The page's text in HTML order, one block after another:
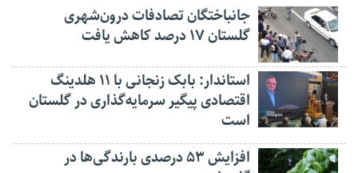
جانباختگان تصادفات درون‌شهری
گلستان ۱۷ درصد کاهش یافت
استاندار: بابک زنجانی با ۱۱ هلدینگ
اقتصادی پیگیر سرمایه‌گذاری در گلستان
است
افزایش ۵۳ درصدی بارندگی‌ها در